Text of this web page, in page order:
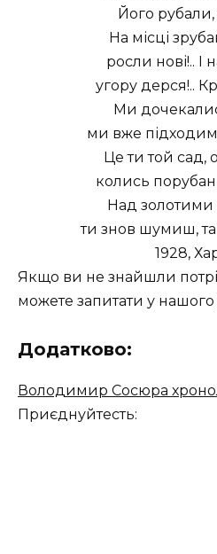
Його рубали,
На місці
росли нові!.. І
угору дерся!..
Ми
ми вже
Це ти той сад,
колись
Над
ти знов шумиш,
1928,
Якщо ви не знайшли
можете запитати у нашого
Додатково:
Володимир Сосюра
Приєднуйтесть: